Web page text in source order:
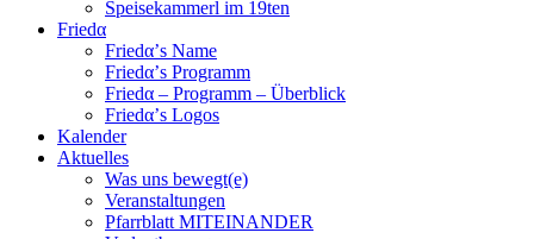
Speisekammerl im 19ten
Friedα
Friedα’s Name
Friedα’s Programm
Friedα – Programm – Überblick
Friedα’s Logos
Kalender
Aktuelles
Was uns bewegt(e)
Veranstaltungen
Pfarrblatt MITEINANDER